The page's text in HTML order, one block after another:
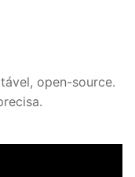
open-source.